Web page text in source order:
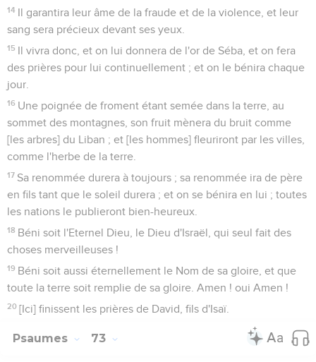
14 Il garantira leur âme de la fraude et de la violence, et leur
sang sera précieux devant ses yeux.
15 Il vivra donc, et on lui donnera de l'or de Séba, et on fera
des prières pour lui continuellement ; et on le bénira chaque
jour.
16 Une poignée de froment étant semée dans la terre, au
sommet des montagnes, son fruit mènera du bruit comme
[les arbres] du Liban ; et [les hommes] fleuriront par les villes,
comme l'herbe de la terre.
17 Sa renommée durera à toujours ; sa renommée ira de père
en fils tant que le soleil durera ; et on se bénira en lui ; toutes
les nations le publieront bien-heureux.
18 Béni soit l'Eternel Dieu, le Dieu d'Israël, qui seul fait des
choses merveilleuses !
19 Béni soit aussi éternellement le Nom de sa gloire, et que
toute la terre soit remplie de sa gloire. Amen ! oui Amen !
20 [Ici] finissent les prières de David, fils d'Isaï.
Psaumes 73